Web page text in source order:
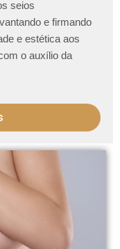
seios
e firmando
e estética aos
o auxílio da